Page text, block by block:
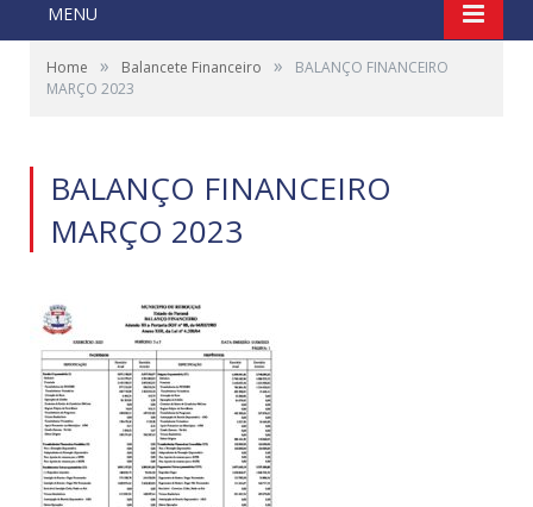
MENU
Home » Balancete Financeiro »
BALANÇO FINANCEIRO
MARÇO 2023
BALANÇO FINANCEIRO
MARÇO 2023